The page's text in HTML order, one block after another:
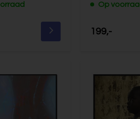
Op
199,-